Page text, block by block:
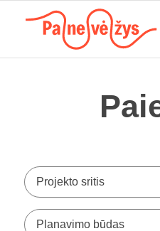
Projekto sritis
Planavimo būdas